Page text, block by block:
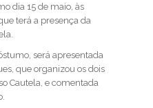
dia 15 de maio, às
terá a presença da
será apresentada
que organizou os dois
Cautela, e comentada